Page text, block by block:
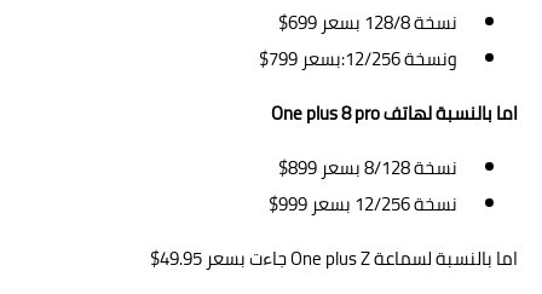
نسخة 128/8 بسعر 699$
ونسخة 12/256:بسعر 799$
اما بالنسبة لهاتف One plus 8 pro
نسخة 8/128 بسعر 899$
نسخة 12/256 بسعر 999$
اما بالنسبة لسماعة One plus Z جاءت بسعر 49.95$